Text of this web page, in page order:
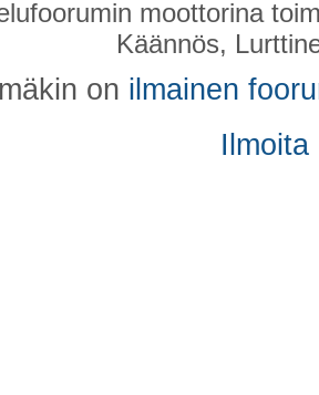
moottorina
Käännös,
on ilmainen